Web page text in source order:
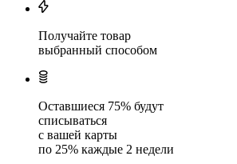
Получайте товар
выбранный способом
Оставшиеся 75% будут
списываться
с вашей карты
по 25% каждые 2 недели